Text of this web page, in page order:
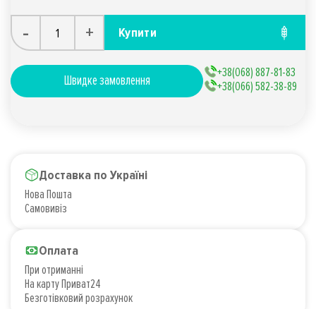
- + Купити
Швидке замовлення
+38(068) 887-81-83
+38(066) 582-38-89
Доставка по Україні
Нова Пошта
Самовивіз
Оплата
При отриманні
На карту Приват24
Безготівковий розрахунок